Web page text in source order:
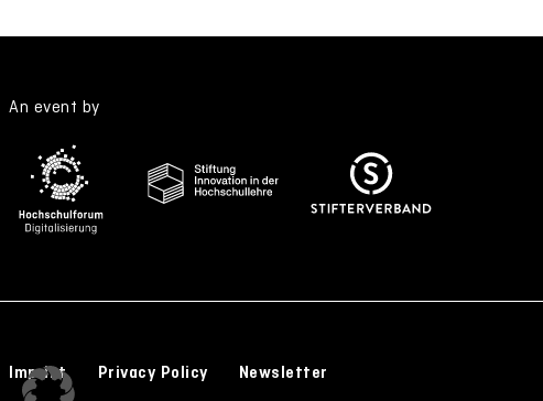
An event by
Imprint Privacy Policy Newsletter